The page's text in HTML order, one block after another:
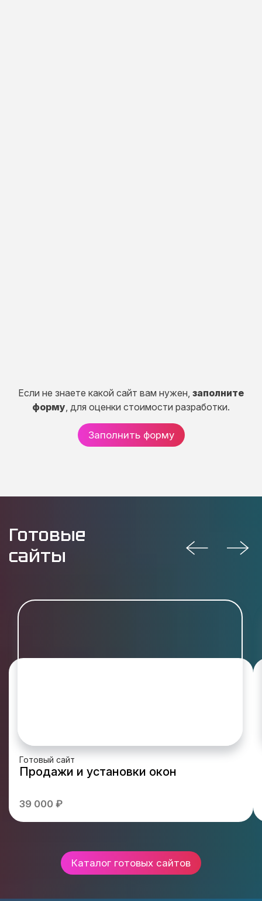
Если не знаете какой сайт вам нужен, заполните
форму , для оценки стоимости разработки.
Заполнить форму
Готовые
сайты
Готовый сайт
Продажи и установки окон
39 000 ₽
Каталог готовых сайтов